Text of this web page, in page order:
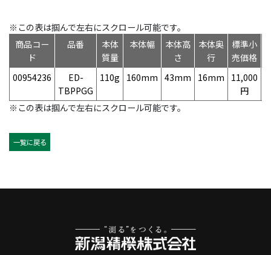
※この表は掴んで左右にスクロール可能です。
商品コー
ド
品番
本体
質量
本体幅
本体高
さ
本体奥
行
標準小
売価格
00954236
ED-
TBPPGG
110g 160mm 43mm 16mm
11,000
円
※この表は掴んで左右にスクロール可能です。
一覧に戻る